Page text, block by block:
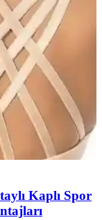
Kaplı Spor